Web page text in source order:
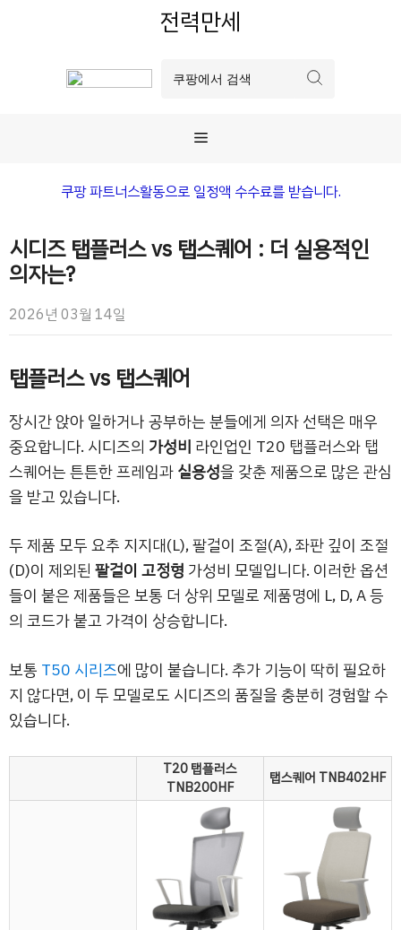
전력만세
메
뉴
쿠팡 파트너스활동으로 일정액 수수료를 받습니다.
시디즈 탭플러스 vs 탭스퀘어 : 더 실용적인
의자는?
2026년 03월 14일
탭플러스 vs 탭스퀘어
장시간 앉아 일하거나 공부하는 분들에게 의자 선택은 매우
중요합니다. 시디즈의 가성비 라인업인 T20 탭플러스와 탭
스퀘어는 튼튼한 프레임과실용성을 갖춘 제품으로 많은 관심
을 받고 있습니다.
두 제품 모두 요추 지지대(L), 팔걸이 조절(A), 좌판 깊이 조절
(D)이 제외된팔걸이 고정형 가성비 모델입니다. 이러한 옵션
들이 붙은 제품들은 보통 더 상위 모델로 제품명에 L, D, A 등
의 코드가 붙고 가격이 상승합니다.
보통 T50 시리즈에 많이 붙습니다. 추가 기능이 딱히 필요하
지 않다면, 이 두 모델로도 시디즈의 품질을 충분히 경험할 수
있습니다.
T20 탭플러스
TNB200HF
탭스퀘어 TNB402HF